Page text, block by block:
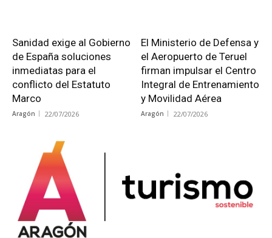
Sanidad exige al Gobierno
de España soluciones
inmediatas para el
conflicto del Estatuto
Marco
Aragón 22/07/2026
El Ministerio de Defensa y
el Aeropuerto de Teruel
firman impulsar el Centro
Integral de Entrenamiento
y Movilidad Aérea
Aragón 22/07/2026